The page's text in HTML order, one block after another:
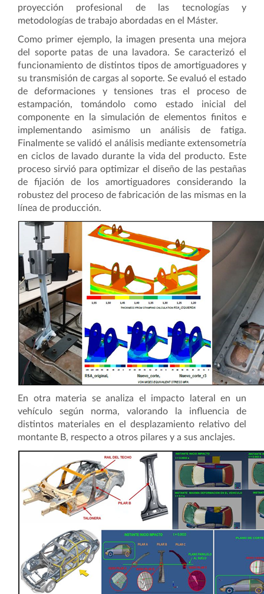
proyección profesional de las tecnologías y
metodologías de trabajo abordadas en el Máster.
Como primer ejemplo, la imagen presenta una mejora
del soporte patas de una lavadora. Se caracterizó el
funcionamiento de distintos tipos de amortiguadores y
su transmisión de cargas al soporte. Se evaluó el estado
de deformaciones y tensiones tras el proceso de
estampación, tomándolo como estado inicial del
componente en la simulación de elementos finitos e
implementando asimismo un análisis de fatiga.
Finalmente se validó el análisis mediante extensometría
en ciclos de lavado durante la vida del producto. Este
proceso sirvió para optimizar el diseño de las pestañas
de fijación de los amortiguadores considerando la
robustez del proceso de fabricación de las mismas en la
línea de producción.
En otra materia se analiza el impacto lateral en un
vehículo según norma, valorando la influencia de
distintos materiales en el desplazamiento relativo del
montante B, respecto a otros pilares y a sus anclajes.